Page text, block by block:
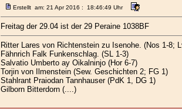
Erstellt am: 21 Apr 2016 : 18:46:49 Uhr
Freitag der 29.04 ist der 29 Peraine 1038BF
Ritter Lares von Richtenstein zu Isenohe. (Nos 1-8;
Fähnrich Falk Funkenschlag. (SL 1-3)
Salvatio Umberto ay Oikalninjo (Hor 6-7)
Torjin von Ilmenstein (Sew. Geschichten 2; FG 1)
Stahlrant Praiodan Tannhauser (PdK 1, DG 1)
Gilborn Bitterdorn (....)